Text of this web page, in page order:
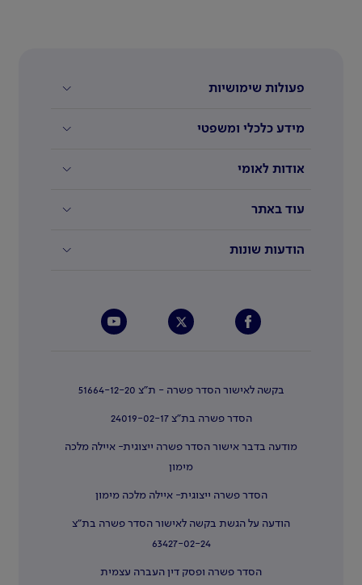
פעולות שימושיות
מידע כלכלי ומשפטי
אודות לאומי
עוד באתר
הודעות שונות
בקשה לאישור הסדר פשרה - ת"צ 51664-12-20
הסדר פשרה בת"צ 24019-02-17
מודעה בדבר אישור הסדר פשרה ייצוגית- איילה מלכה
מימון
הסדר פשרה ייצוגית- איילה מלכה מימון
הודעה על הגשת בקשה לאישור הסדר פשרה בת"צ
63427-02-24
הסדר פשרה ופסק דין העברה עצמית